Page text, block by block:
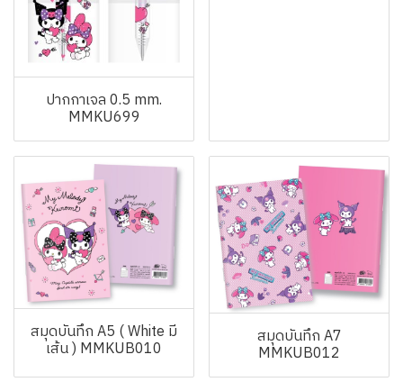
ปากกาเจล 0.5 mm.
MMKU699
สมุดบันทึก A5 ( White มี
เส้น ) MMKUB010
สมุดบันทึก A7
MMKUB012